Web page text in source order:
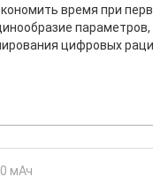
время при
цифровых